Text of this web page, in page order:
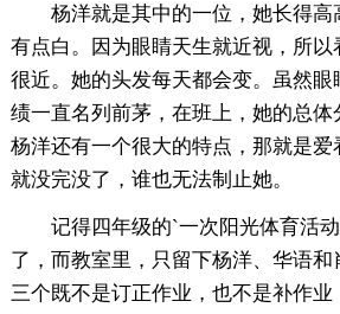
杨洋就是其中的一位，她长得高
有点白。因为眼睛天生就近视，所以
很近。她的头发每天都会变。虽然
绩一直名列前茅，在班上，她的总体
杨洋还有一个很大的特点，那就是
就没完没了，谁也无法制止她。
记得四年级的`一次阳光体育活动
了，而教室里，只留下杨洋、华语和
三个既不是订正作业，也不是补作